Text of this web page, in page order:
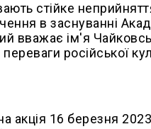
стійке
в заснуванні
вважає ім'я
російської
акція 16 березня